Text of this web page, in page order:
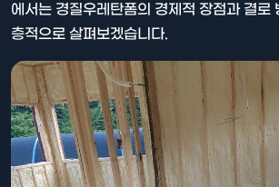
에서는 경질우레탄폼의 경제적 장점과 결로
층적으로 살펴보겠습니다.